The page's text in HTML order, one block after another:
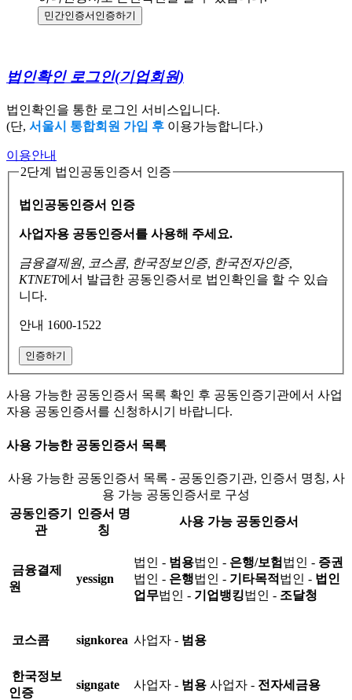
민간인증서 인증하기
법인확인 로그인(기업회원)
법인확인을 통한 로그인 서비스입니다.
(단, 서울시 통합회원 가입 후 이용가능합니다.)
이용안내
2단계 법인공동인증서 인증
법인공동인증서 인증
사업자용 공동인증서를 사용해 주세요.
금융결제원, 코스콤, 한국정보인증, 한국전자인증,
KTNET에서 발급한 공동인증서로 법인확인을 할 수 있습
니다.
안내 1600-1522
인증하기
사용 가능한 공동인증서 목록 확인 후 공동인증기관에서 사업
자용 공동인증서를 신청하시기 바랍니다.
사용 가능한 공동인증서 목록
사용 가능한 공동인증서 목록 - 공동인증기관, 인증서 명칭, 사
용 가능 공동인증서로 구성
공동인증기
관
인증서 명
칭
사용 가능 공동인증서
금융결제
원
yessign
법인 - 범용법인 - 은행/보험 법인 - 증권
법인 - 은행법인 - 기타목적 법인 - 법인
업무법인 - 기업뱅킹법인 - 조달청
코스콤 signkorea 사업자 - 범용
한국정보
인증
signgate 사업자 - 범용 사업자 - 전자세금용